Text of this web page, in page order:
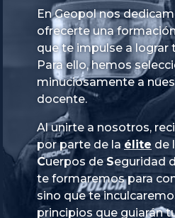
En Geopol nos
ofrecerte una
que te impulse a lograr
Para ello, hemos
minuciosamente a
docente.
Al unirte a nosotros,
por parte de la élite de
Cuerpos de Seguridad
te formaremos para
sino que te
principios que guiarán